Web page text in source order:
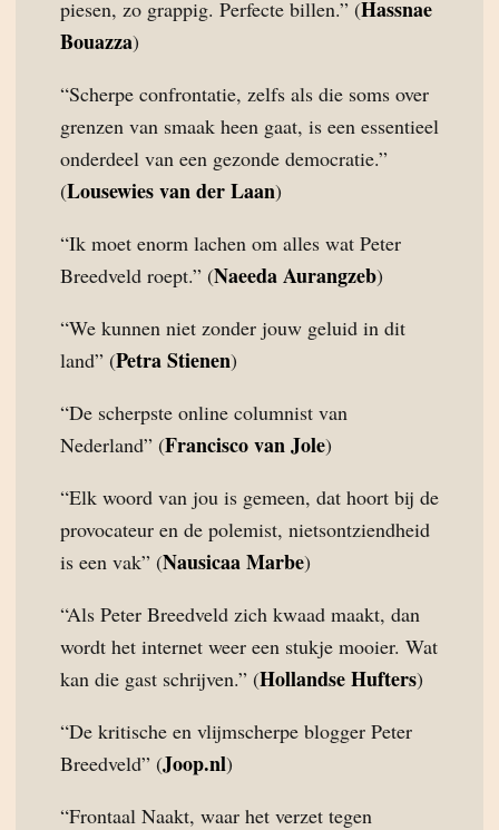
piesen, zo grappig. Perfecte billen.” (Hassnae
Bouazza)
“Scherpe confrontatie, zelfs als die soms over
grenzen van smaak heen gaat, is een essentieel
onderdeel van een gezonde democratie.”
(Lousewies van der Laan)
“Ik moet enorm lachen om alles wat Peter
Breedveld roept.” (Naeeda Aurangzeb)
“We kunnen niet zonder jouw geluid in dit
land” (Petra Stienen)
“De scherpste online columnist van
Nederland” (Francisco van Jole)
“Elk woord van jou is gemeen, dat hoort bij de
provocateur en de polemist, nietsontziendheid
is een vak” (Nausicaa Marbe)
“Als Peter Breedveld zich kwaad maakt, dan
wordt het internet weer een stukje mooier. Wat
kan die gast schrijven.” (Hollandse Hufters)
“De kritische en vlijmscherpe blogger Peter
Breedveld” (Joop.nl)
“Frontaal Naakt, waar het verzet tegen